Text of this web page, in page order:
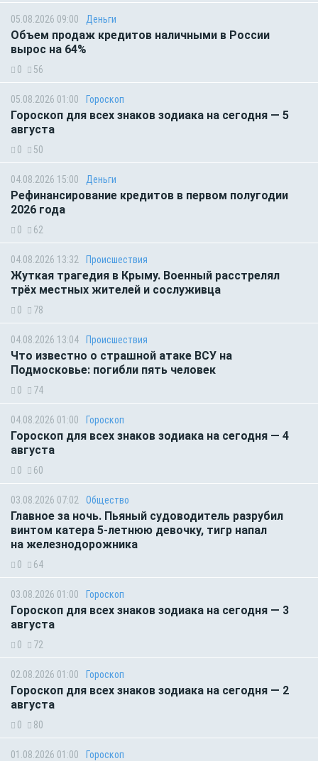
05.08.2026 09:00 Деньги
Объем продаж кредитов наличными в России
вырос на 64%
0 56
05.08.2026 01:00 Гороскоп
Гороскоп для всех знаков зодиака на сегодня — 5
августа
0 50
04.08.2026 15:00 Деньги
Рефинансирование кредитов в первом полугодии
2026 года
0 62
04.08.2026 13:32 Происшествия
Жуткая трагедия в Крыму. Военный расстрелял
трёх местных жителей и сослуживца
0 78
04.08.2026 13:04 Происшествия
Что известно о страшной атаке ВСУ на
Подмосковье: погибли пять человек
0 74
04.08.2026 01:00 Гороскоп
Гороскоп для всех знаков зодиака на сегодня — 4
августа
0 60
03.08.2026 07:02 Общество
Главное за ночь. Пьяный судоводитель разрубил
винтом катера 5-летнюю девочку, тигр напал
на железнодорожника
0 64
03.08.2026 01:00 Гороскоп
Гороскоп для всех знаков зодиака на сегодня — 3
августа
0 72
02.08.2026 01:00 Гороскоп
Гороскоп для всех знаков зодиака на сегодня — 2
августа
0 80
01.08.2026 01:00 Гороскоп